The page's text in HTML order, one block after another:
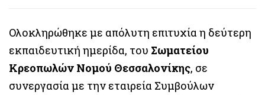
Ολοκληρώθηκε με απόλυτη επιτυχία η δεύτερη
εκπαιδευτική ημερίδα, του Σωματείου
Κρεοπωλών Νομού Θεσσαλονίκης, σε
συνεργασία με την εταιρεία Συμβούλων